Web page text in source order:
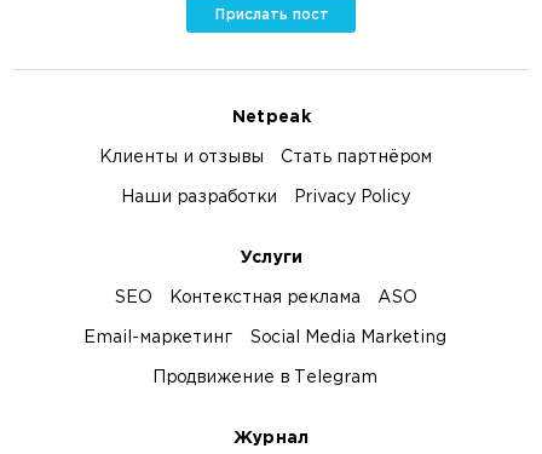
Прислать пост
Netpeak
Клиенты и отзывы Стать партнёром
Наши разработки Privacy Policy
Услуги
SEO Контекстная реклама ASO
Email-маркетинг Social Media Marketing
Продвижение в Telegram
Журнал